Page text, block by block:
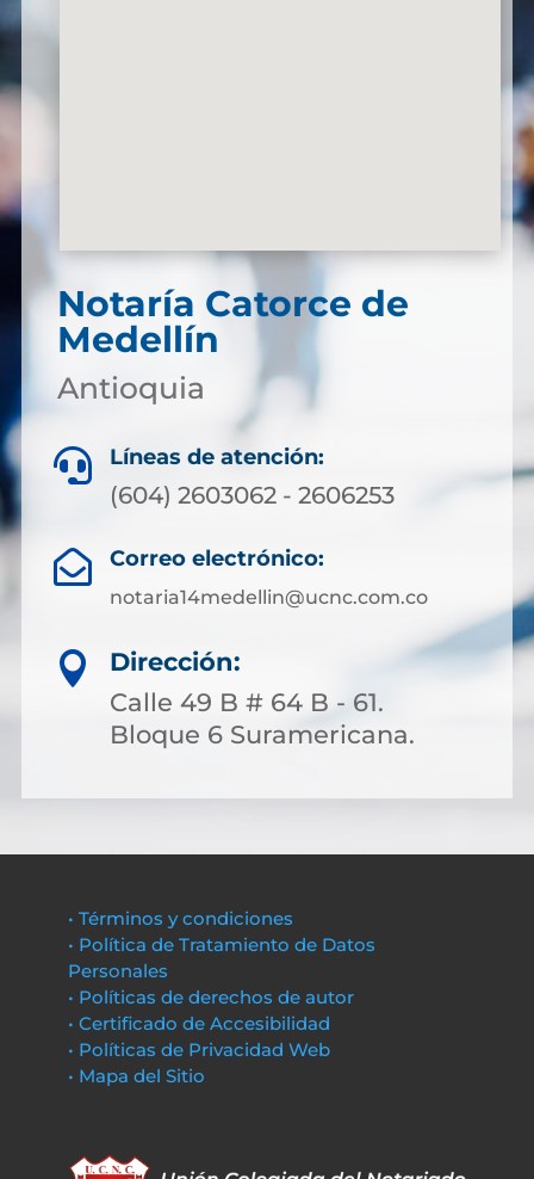
Notaría Catorce de
Medellín
Antioquia
 Líneas de atención:
(604) 2603062 - 2606253
 Correo electrónico:
notaria14medellin@ucnc.com.co

Dirección:
Calle 49 B # 64 B - 61.
Bloque 6 Suramericana.
• Términos y condiciones
• Política de Tratamiento de Datos
Personales
• Políticas de derechos de autor
• Certificado de Accesibilidad
• Políticas de Privacidad Web
• Mapa del Sitio